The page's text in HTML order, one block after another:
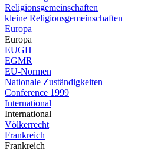
Religionsgemeinschaften
kleine Religionsgemeinschaften
Europa
Europa
EUGH
EGMR
EU-Normen
Nationale Zuständigkeiten
Conference 1999
International
International
Völkerrecht
Frankreich
Frankreich